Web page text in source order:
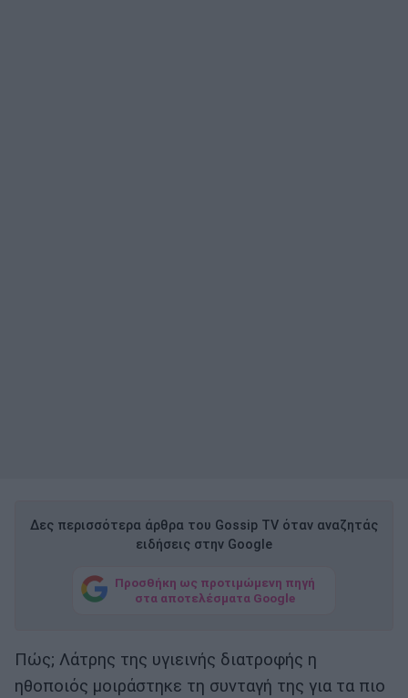
Δες περισσότερα άρθρα του Gossip TV όταν αναζητάς
ειδήσεις στην Google
Προσθήκη ως προτιμώμενη πηγή
στα αποτελέσματα Google
Πώς; Λάτρης της υγιεινής διατροφής η
ηθοποιός μοιράστηκε τη συνταγή της για τα πιο